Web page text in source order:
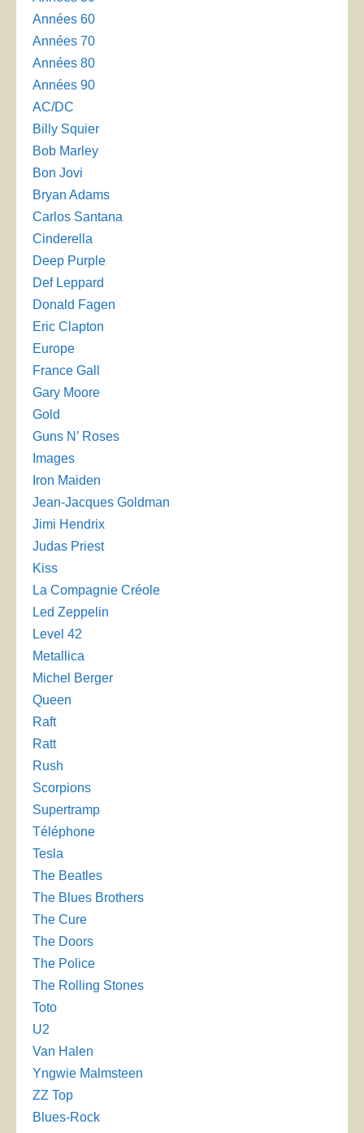
Années 60
Années 70
Années 80
Années 90
AC/DC
Billy Squier
Bob Marley
Bon Jovi
Bryan Adams
Carlos Santana
Cinderella
Deep Purple
Def Leppard
Donald Fagen
Eric Clapton
Europe
France Gall
Gary Moore
Gold
Guns N’ Roses
Images
Iron Maiden
Jean-Jacques Goldman
Jimi Hendrix
Judas Priest
Kiss
La Compagnie Créole
Led Zeppelin
Level 42
Metallica
Michel Berger
Queen
Raft
Ratt
Rush
Scorpions
Supertramp
Téléphone
Tesla
The Beatles
The Blues Brothers
The Cure
The Doors
The Police
The Rolling Stones
Toto
U2
Van Halen
Yngwie Malmsteen
ZZ Top
Blues-Rock